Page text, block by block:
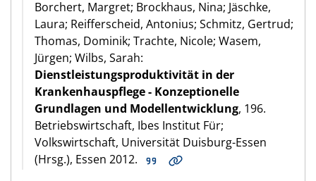
Borchert, Margret; Brockhaus, Nina; Jäschke,
Laura; Reifferscheid, Antonius; Schmitz, Gertrud;
Thomas, Dominik; Trachte, Nicole; Wasem,
Jürgen; Wilbs, Sarah:
Dienstleistungsproduktivität in der
Krankenhauspflege - Konzeptionelle
Grundlagen und Modellentwicklung, 196.
Betriebswirtschaft, Ibes Institut Für;
Volkswirtschaft, Universität Duisburg-Essen
(Hrsg.), Essen 2012.